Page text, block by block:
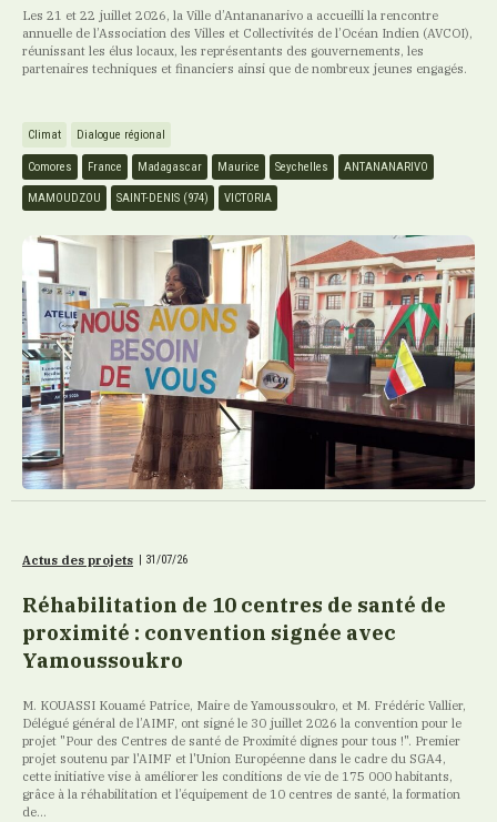
Les 21 et 22 juillet 2026, la Ville d’Antananarivo a accueilli la rencontre
annuelle de l’Association des Villes et Collectivités de l’Océan Indien (AVCOI),
réunissant les élus locaux, les représentants des gouvernements, les
partenaires techniques et financiers ainsi que de nombreux jeunes engagés.
Climat Dialogue régional
Comores France Madagascar Maurice Seychelles ANTANANARIVO
MAMOUDZOU SAINT-DENIS (974) VICTORIA
Actus des projets 31/07/26
Réhabilitation de 10 centres de santé de
proximité : convention signée avec
Yamoussoukro
M. KOUASSI Kouamé Patrice, Maire de Yamoussoukro, et M. Frédéric Vallier,
Délégué général de l’AIMF, ont signé le 30 juillet 2026 la convention pour le
projet "Pour des Centres de santé de Proximité dignes pour tous !". Premier
projet soutenu par l'AIMF et l'Union Européenne dans le cadre du SGA4,
cette initiative vise à améliorer les conditions de vie de 175 000 habitants,
grâce à la réhabilitation et l’équipement de 10 centres de santé, la formation
de...